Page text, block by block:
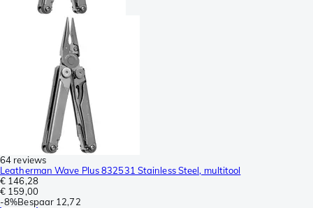
64 reviews
Leatherman Wave Plus 832531 Stainless Steel, multitool
€ 146,28
€ 159,00
-8%Bespaar 12,72